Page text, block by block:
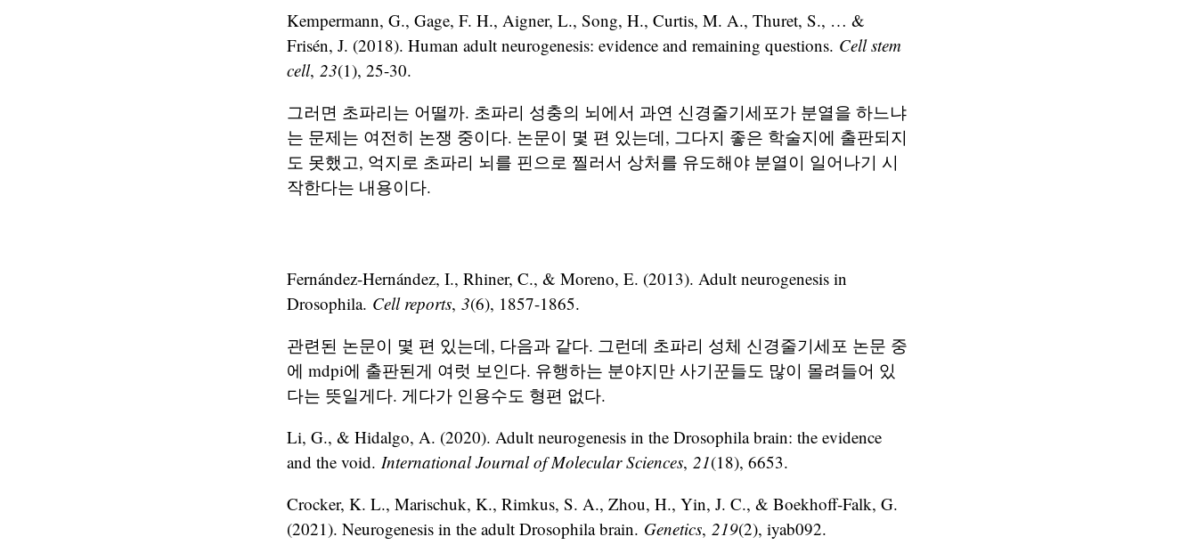
Kempermann, G., Gage, F. H., Aigner, L., Song, H., Curtis, M. A., Thuret, S., … &
Frisén, J. (2018). Human adult neurogenesis: evidence and remaining questions. Cell stem
cell, 23(1), 25-30.
그러면 초파리는 어떨까. 초파리 성충의 뇌에서 과연 신경줄기세포가 분열을 하느냐
는 문제는 여전히 논쟁 중이다. 논문이 몇 편 있는데, 그다지 좋은 학술지에 출판되지
도 못했고, 억지로 초파리 뇌를 핀으로 찔러서 상처를 유도해야 분열이 일어나기 시
작한다는 내용이다.
Fernández-Hernández, I., Rhiner, C., & Moreno, E. (2013). Adult neurogenesis in
Drosophila. Cell reports, 3(6), 1857-1865.
관련된 논문이 몇 편 있는데, 다음과 같다. 그런데 초파리 성체 신경줄기세포 논문 중
에 mdpi에 출판된게 여럿 보인다. 유행하는 분야지만 사기꾼들도 많이 몰려들어 있
다는 뜻일게다. 게다가 인용수도 형편 없다.
Li, G., & Hidalgo, A. (2020). Adult neurogenesis in the Drosophila brain: the evidence
and the void. International Journal of Molecular Sciences, 21(18), 6653.
Crocker, K. L., Marischuk, K., Rimkus, S. A., Zhou, H., Yin, J. C., & Boekhoff-Falk, G.
(2021). Neurogenesis in the adult Drosophila brain. Genetics, 219(2), iyab092.